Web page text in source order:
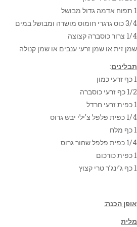
1 תפוח אדמה גדול מבושל
3/4 כוס גרגרי חומוס מושרה ומבושל במים
1/4 צרור כוסברה קצוצה
שמן זית או שמן זרעי ענבים או שמן קנולה
תבלינים:
1 כף זרעי כמון
1/2 כף זרעי כוסברה
1 כפית זרעי חרדל
1/4 כפית פלפל צ'ילי יבש גרוס
1 כף מלח
1/4 כפית פלפל שחור גרוס
1 כפית כורכום
1 כף ג’ינג’ר טרי קצוץ
אופן הכנה:
מלית